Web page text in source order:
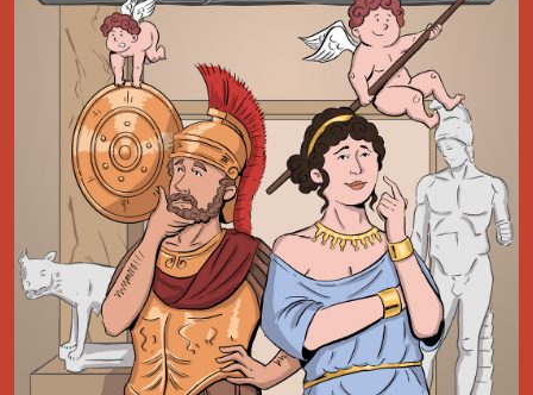
Das antike Rom in Gips
Angebote in Deutscher Gebärdensprache
Im Abgussmuseum gibt es viele spannende Angebote in